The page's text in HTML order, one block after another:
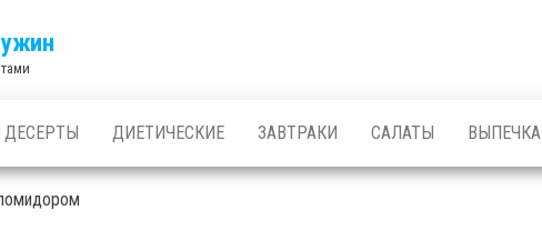
ужин
ДЕСЕРТЫ ДИЕТИЧЕСКИЕ ЗАВТРАКИ САЛАТЫ ВЫПЕЧКА